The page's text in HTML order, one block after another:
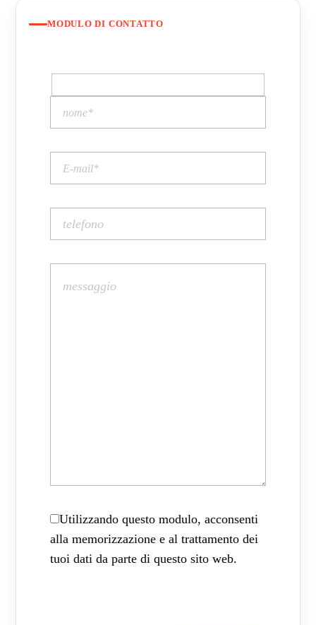
MODULO DI CONTATTO
Utilizzando questo modulo, acconsenti
alla memorizzazione e al trattamento dei
tuoi dati da parte di questo sito web.